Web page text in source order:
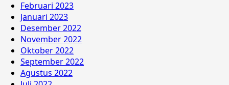
Februari 2023
Januari 2023
Desember 2022
November 2022
Oktober 2022
September 2022
Agustus 2022